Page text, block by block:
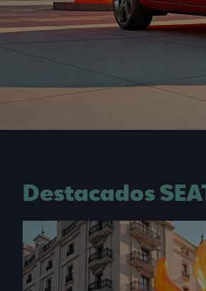
Destacados